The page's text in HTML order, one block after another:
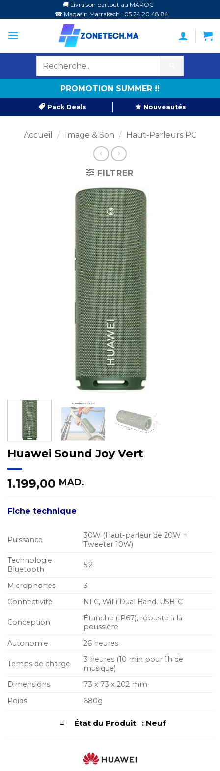
au
contenu
🚚 Livraison partout au MAROC
☎ Magasin Marrakech : 05 24 20 48 84
PROMOTION SUMMER !!
Pack Deals Nouveautés
Accueil / Image & Son / Haut-Parleurs PC
FILTRER
Huawei Sound Joy Vert
1.199,00 MAD.
Fiche technique
Puissance
30W (Haut-parleur de 20W +
Tweeter 10W)
Technologie
Bluetooth
5.2
Microphones
3
Connectivité
NFC, WiFi Dual Band, USB-C
Conception
Étanche (IP67), robuste à la
poussière
Autonomie
26 heures
Temps de charge
3 heures (10 min pour 1h de
musique)
Dimensions
73 x 73 x 202 mm
Poids
680g
≡ État du Produit : Neuf